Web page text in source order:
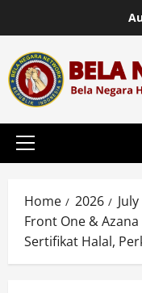
content
Primary
Home 2026 July
Front One &
Sertifikat Halal,